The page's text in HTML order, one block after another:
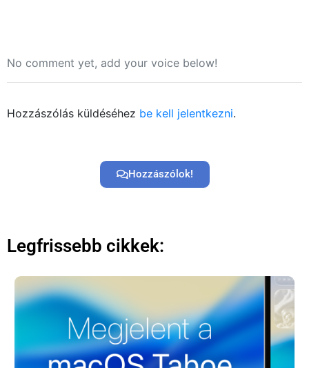
No comment yet, add your voice below!
Hozzászólás küldéséhez be kell jelentkezni.
Hozzászólok!
Legfrissebb cikkek:
Főoldal
GYIK
Apple szerviz